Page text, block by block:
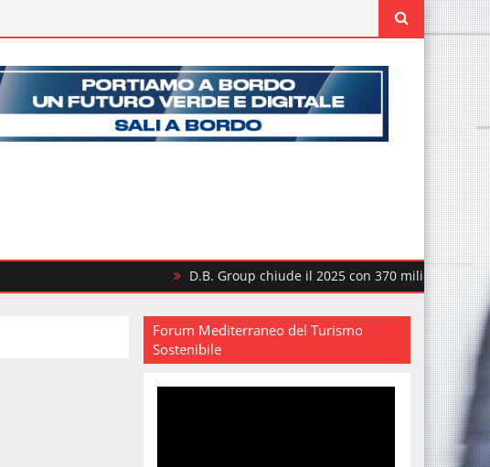
D.B. Group chiude il 2025 con 370 milioni di ricavi
Forum Mediterraneo del Turismo
Sostenibile